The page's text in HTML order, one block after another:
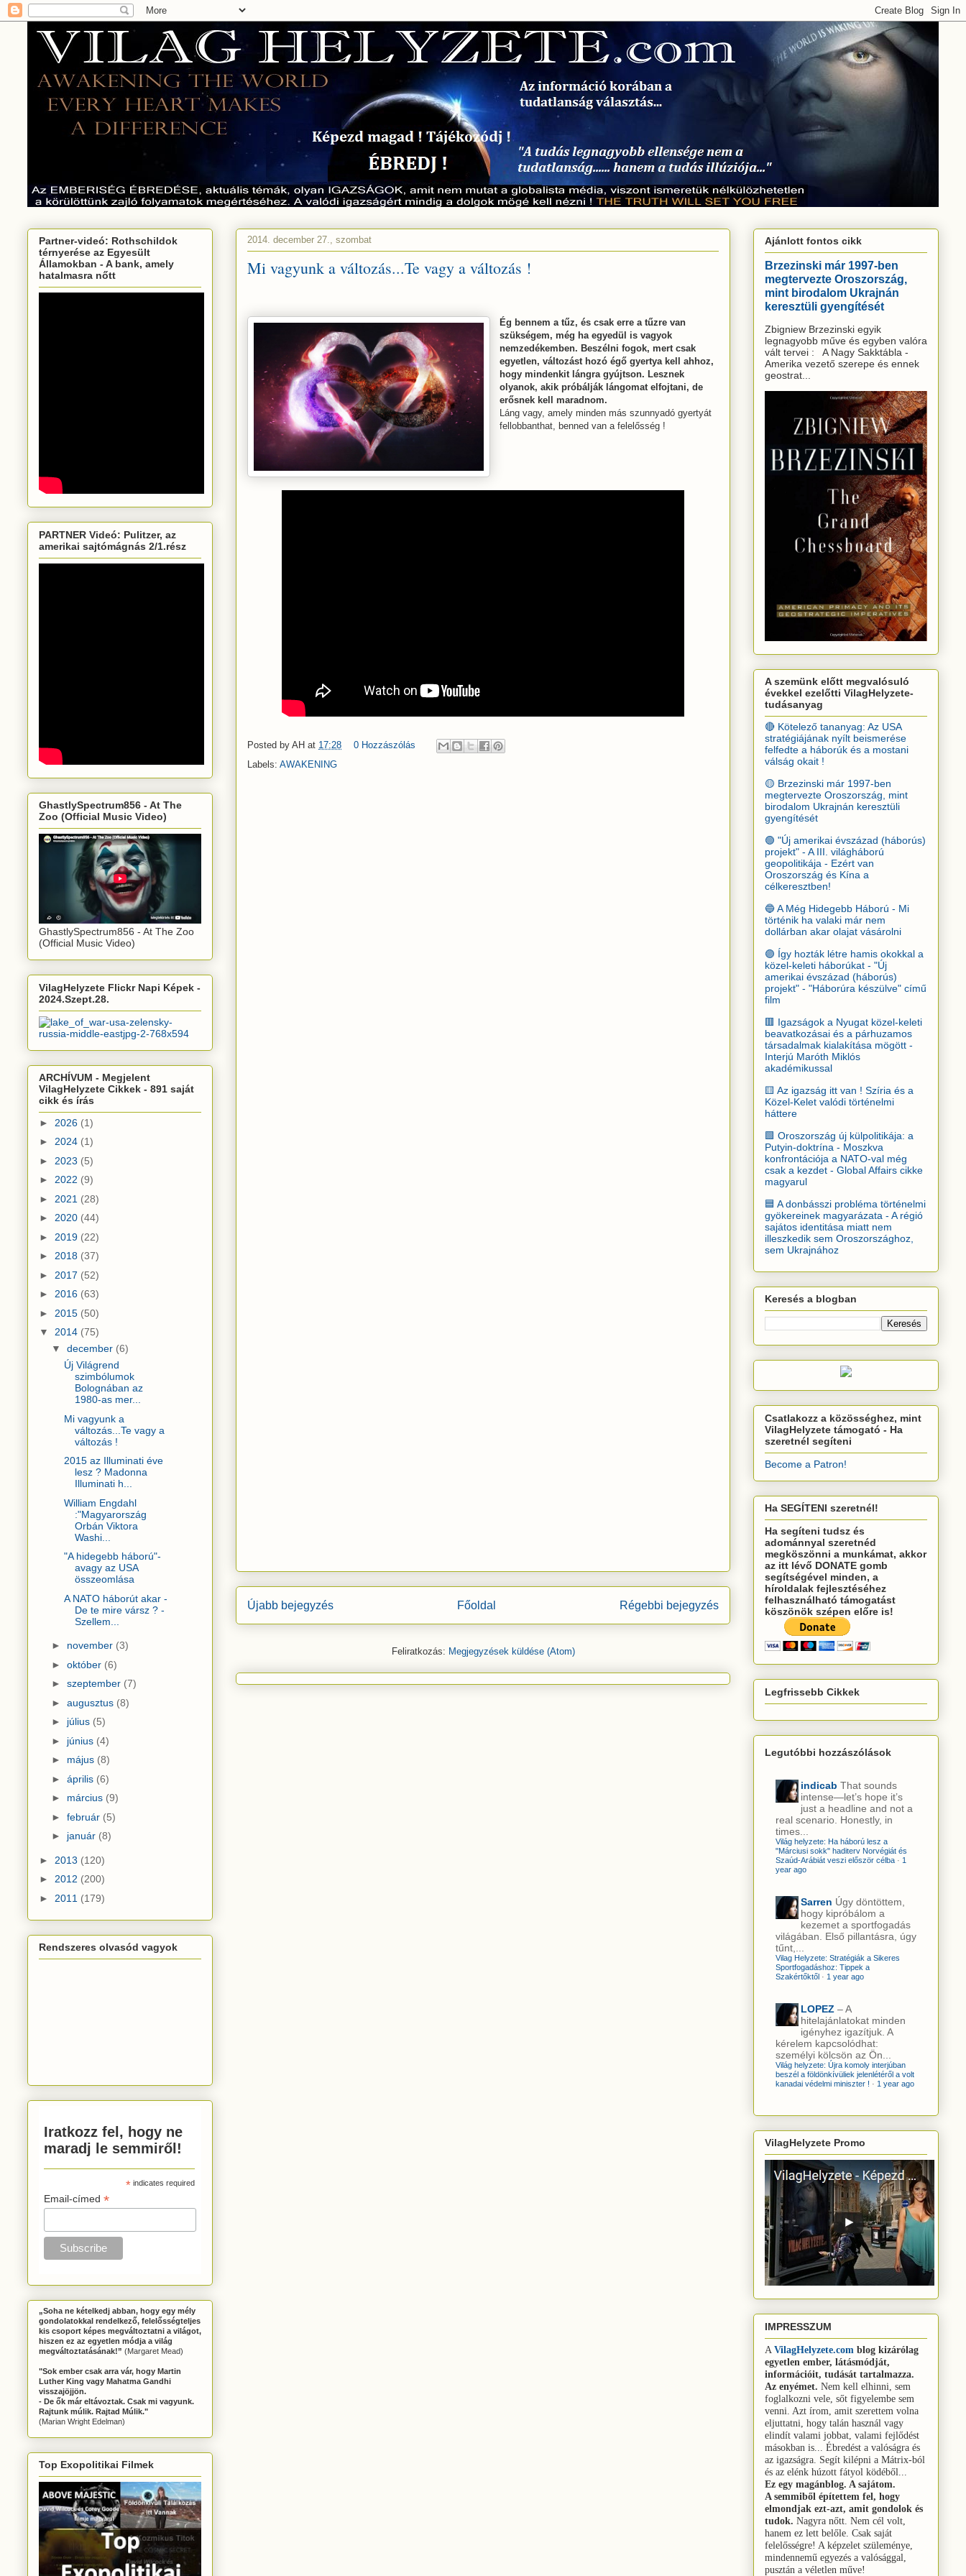
2014. december 27., szombat
Mi vagyunk a változás...Te vagy a változás !
Ég bennem a tűz, és csak erre a tűzre van
szükségem, még ha egyedül is vagyok
nemzedékemben. Beszélni fogok, mert csak
egyetlen, változást hozó égő gyertya kell ahhoz,
hogy mindenkit lángra gyújtson. Lesznek
olyanok, akik próbálják lángomat elfojtani, de
erősnek kell maradnom.
Láng vagy, amely minden más szunnyadó gyertyát
fellobbanthat, benned van a felelősség !
Posted by AH at 17:28
0 Hozzászólás
Labels: AWAKENING
Újabb bejegyzés Régebbi bejegyzés
Főoldal
Feliratkozás: Megjegyzések küldése (Atom)
Partner-videó: Rothschildok
térnyerése az Egyesült
Államokban - A bank, amely
hatalmasra nőtt
PARTNER Videó: Pulitzer, az
amerikai sajtómágnás 2/1.rész
GhastlySpectrum856 - At The
Zoo (Official Music Video)
GhastlySpectrum856 - At The Zoo
(Official Music Video)
VilagHelyzete Flickr Napi Képek -
2024.Szept.28.
ARCHÍVUM - Megjelent
VilagHelyzete Cikkek - 891 saját
cikk és írás
► 2026 (1)
► 2024 (1)
► 2023 (5)
► 2022 (9)
► 2021 (28)
► 2020 (44)
► 2019 (22)
► 2018 (37)
► 2017 (52)
► 2016 (63)
► 2015 (50)
▼ 2014 (75)
▼ december (6)
Új Világrend
szimbólumok
Bolognában az
1980-as mer...
Mi vagyunk a
változás...Te vagy a
változás !
2015 az Illuminati éve
lesz ? Madonna
Illuminati h...
William Engdahl
:"Magyarország
Orbán Viktora
Washi...
"A hidegebb háború"-
avagy az USA
összeomlása
A NATO háborút akar -
De te mire vársz ? -
Szellem...
► november (3)
► október (6)
► szeptember (7)
► augusztus (8)
► július (5)
► június (4)
► május (8)
► április (6)
► március (9)
► február (5)
► január (8)
► 2013 (120)
► 2012 (200)
► 2011 (179)
Rendszeres olvasód vagyok
Iratkozz fel, hogy ne
maradj le semmiről!
* indicates required
Email-címed *
„Soha ne kételkedj abban, hogy egy mély
gondolatokkal rendelkező, felelősségteljes
kis csoport képes megváltoztatni a világot,
hiszen ez az egyetlen módja a világ
megváltoztatásának!” (Margaret Mead)
"Sok ember csak arra vár, hogy Martin
Luther King vagy Mahatma Gandhi
visszajöjjön.
- De ők már eltávoztak. Csak mi vagyunk.
Rajtunk múlik. Rajtad Múlik."
(Marian Wright Edelman)
Top Exopolitikai Filmek
Ajánlott fontos cikk
Brzezinski már 1997-ben
megtervezte Oroszország,
mint birodalom Ukrajnán
keresztüli gyengítését
Zbigniew Brzezinski egyik
legnagyobb műve és egyben valóra
vált tervei : A Nagy Sakktábla -
Amerika vezető szerepe és ennek
geostrat...
A szemünk előtt megvalósuló
évekkel ezelőtti VilagHelyzete-
tudásanyag
🔴 Kötelező tananyag: Az USA
stratégiájának nyílt beismerése
felfedte a háborúk és a mostani
válság okait !
🟡 Brzezinski már 1997-ben
megtervezte Oroszország, mint
birodalom Ukrajnán keresztüli
gyengítését
🟢 "Új amerikai évszázad (háborús)
projekt" - A III. világháború
geopolitikája - Ezért van
Oroszország és Kína a
célkeresztben!
🔵 A Még Hidegebb Háború - Mi
történik ha valaki már nem
dollárban akar olajat vásárolni
🟣 Így hozták létre hamis okokkal a
közel-keleti háborúkat - "Új
amerikai évszázad (háborús)
projekt" - "Háborúra készülve" című
film
🟥 Igazságok a Nyugat közel-keleti
beavatkozásai és a párhuzamos
társadalmak kialakítása mögött -
Interjú Maróth Miklós
akadémikussal
🟨 Az igazság itt van ! Szíria és a
Közel-Kelet valódi történelmi
háttere
🟩 Oroszország új külpolitikája: a
Putyin-doktrína - Moszkva
konfrontációja a NATO-val még
csak a kezdet - Global Affairs cikke
magyarul
🟦 A donbásszi probléma történelmi
gyökereinek magyarázata - A régió
sajátos identitása miatt nem
illeszkedik sem Oroszországhoz,
sem Ukrajnához
Keresés a blogban
Csatlakozz a közösséghez, mint
VilagHelyzete támogató - Ha
szeretnél segíteni
Become a Patron!
Ha SEGÍTENI szeretnél!
Ha segíteni tudsz és
adománnyal szeretnéd
megköszönni a munkámat, akkor
az itt lévő DONATE gomb
segítségével minden, a
híroldalak fejlesztéséhez
felhasználható támogatást
köszönök szépen előre is!
Legfrissebb Cikkek
Legutóbbi hozzászólások
indicab That sounds
intense—let’s hope it’s
just a headline and not a
real scenario. Honestly, in
times...
Világ helyzete: Ha háború lesz a
"Márciusi sokk" haditerv Norvégiát és
Szaúd-Arábiát veszi először célba · 1
year ago
Sarren Úgy döntöttem,
hogy kipróbálom a
kezemet a sportfogadás
világában. Első pillantásra, úgy
tűnt,...
Vilag Helyzete: Stratégiák a Sikeres
Sportfogadáshoz: Tippek a
Szakértőktől · 1 year ago
LOPEZ – A
hitelajánlatokat minden
igényhez igazítjuk. A
kérelem kapcsolódhat:
személyi kölcsön az Ön...
Világ helyzete: Újra komoly interjúban
beszél a földönkívüliek jelenlétéről a volt
kanadai védelmi miniszter ! · 1 year ago
VilagHelyzete Promo
IMPRESSZUM
A VilagHelyzete.com blog kizárólag
egyetlen ember, látásmódját,
információit, tudását tartalmazza.
Az enyémet. Nem kell elhinni, sem
foglalkozni vele, sőt figyelembe sem
venni. Azt írom, amit szerettem volna
eljuttatni, hogy talán használ vagy
elindít valami jobbat, valami fejlődést
másokban is... Ébredést a valóságra és
az igazságra. Segít kilépni a Mátrix-ból
és az elénk húzott fátyol ködéből...
Ez egy magánblog. A sajátom.
A semmiből építettem fel, hogy
elmondjak ezt-azt, amit gondolok és
tudok. Nagyra nőtt. Nem cél volt,
hanem ez lett belőle. Csak saját
felelősségre! A képzelet szüleménye,
mindennemű egyezés a valósággal,
pusztán a véletlen műve!